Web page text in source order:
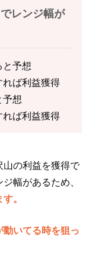
レンジ幅が
予想
ば利益獲得
想
ば利益獲得
山の利益を獲得で
幅があるため、
。
動いてる時を狙っ